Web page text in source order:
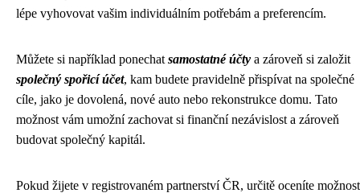
lépe vyhovovat vašim individuálním potřebám a preferencím.
Můžete si například ponechat samostatné účty a zároveň si založit
společný spořicí účet, kam budete pravidelně přispívat na společné
cíle, jako je dovolená, nové auto nebo rekonstrukce domu. Tato
možnost vám umožní zachovat si finanční nezávislost a zároveň
budovat společný kapitál.
Pokud žijete v registrovaném partnerství ČR, určitě oceníte možnost